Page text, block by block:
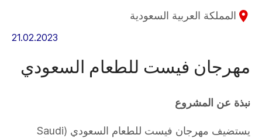
المملكة العربية السعودية
21.02.2023
مهرجان فيست للطعام السعودي
نبذة عن المشروع
يستضيف مهرجان فيست للطعام السعودي (Saudi